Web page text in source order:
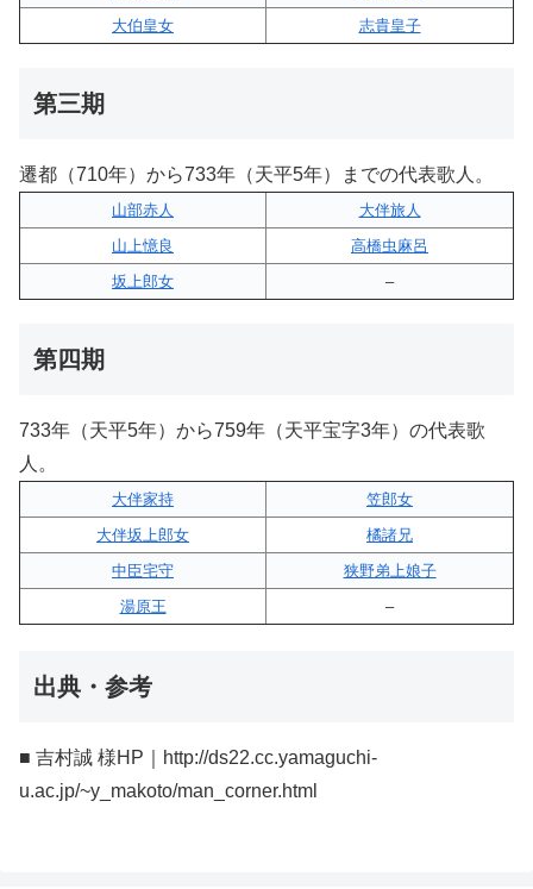
大伯皇女
志貴皇子
第三期
遷都（710年）から733年（天平5年）までの代表歌人。
山部赤人
大伴旅人
山上憶良
高橋虫麻呂
坂上郎女
–
第四期
733年（天平5年）から759年（天平宝字3年）の代表歌
人。
大伴家持
笠郎女
大伴坂上郎女
橘諸兄
中臣宅守
狭野弟上娘子
湯原王
–
出典・参考
■ 吉村誠 様HP｜http://ds22.cc.yamaguchi-
u.ac.jp/~y_makoto/man_corner.html